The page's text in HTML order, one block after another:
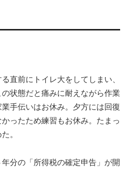
直前にトイレ大をしてしまい、
状態だと痛みに耐えながら作業
手伝いはお休み。夕方には回復
ったため練習もお休み。たまっ
。
分の「所得税の確定申告」が開